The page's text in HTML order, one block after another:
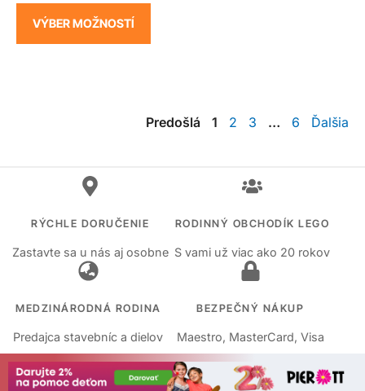
VÝBER MOŽNOSTÍ
Predošlá 1 2 3 … 6 Ďalšia
RÝCHLE DORUČENIE
Zastavte sa u nás aj osobne
RODINNÝ OBCHODÍK LEGO
S vami už viac ako 20 rokov
MEDZINÁRODNÁ RODINA
Predajca stavebníc a dielov
BEZPEČNÝ NÁKUP
Maestro, MasterCard, Visa